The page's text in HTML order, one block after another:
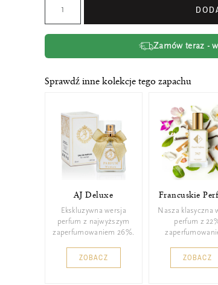
Zamów teraz -
Sprawdź inne kolekcje tego zapachu
AJ Deluxe
Ekskluzywna wersja
perfum z najwyższym
zaperfumowaniem 26%.
ZOBACZ
Francuskie
Nasza klasyczna
perfum z
ZOBACZ